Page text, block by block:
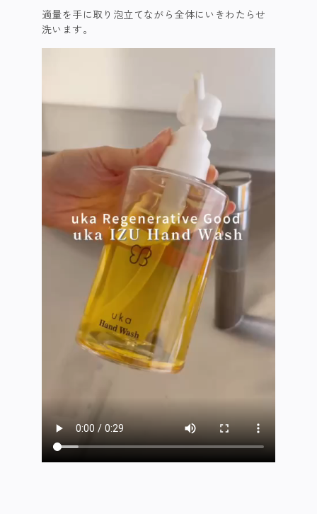
適量を手に取り泡立てながら全体にいきわたらせ
洗います。